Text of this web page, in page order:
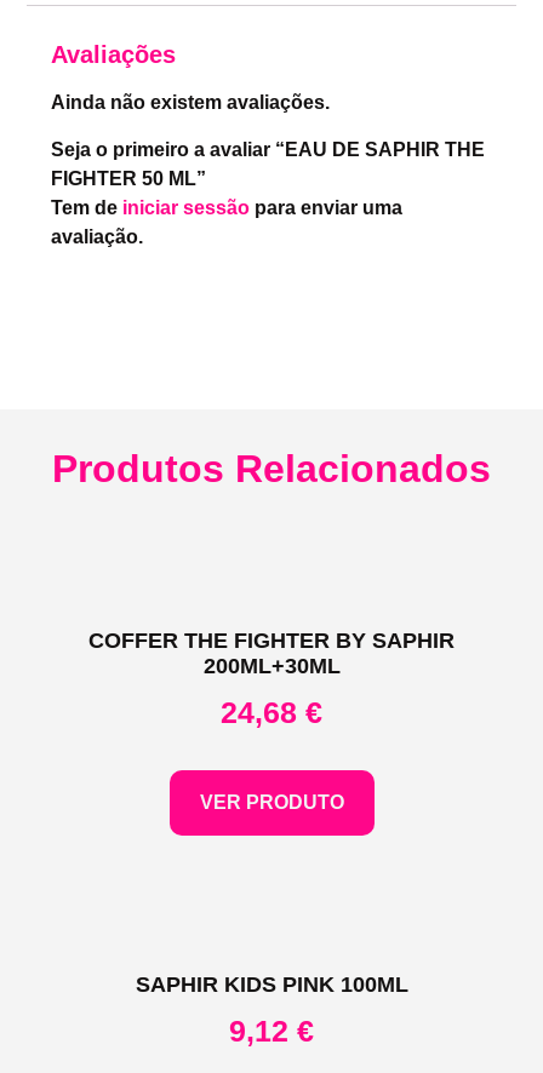
Avaliações
Ainda não existem avaliações.
Seja o primeiro a avaliar “EAU DE SAPHIR THE
FIGHTER 50 ML”
Tem de iniciar sessão para enviar uma
avaliação.
Produtos Relacionados
COFFER THE FIGHTER BY SAPHIR
200ML+30ML
24,68 €
VER PRODUTO
SAPHIR KIDS PINK 100ML
9,12 €